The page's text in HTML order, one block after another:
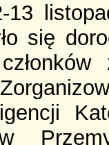
13
się